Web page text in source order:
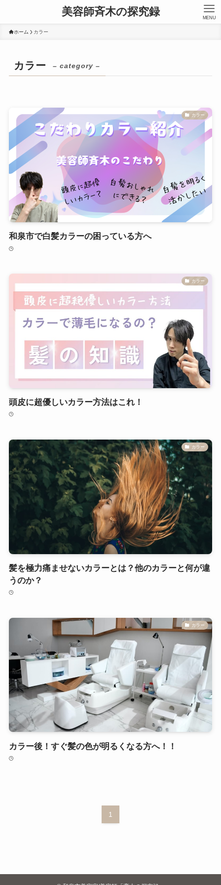
美容師斉木の探究録 MENU
ホーム カラー
カラー – category –
カラー
和泉市で白髪カラーの困っている方へ
カラー
頭皮に超優しいカラー方法はこれ！
カラー
髪を極力痛ませないカラーとは？他のカラーと何が違
うのか？
カラー
カラー後！すぐ髪の色が明るくなる方へ！！
1